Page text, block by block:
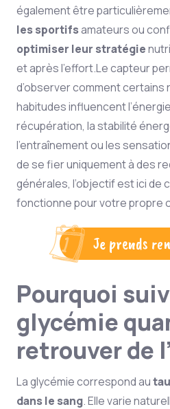
également être
les sportifsamateurs ou
optimiser leur stratégie
et après l’effort.Le capteur
d’observer comment certains
habitudes influencent
récupération, la stabilité
l’entraînement ou les
de se fier uniquement à des
générales, l’objectif est ici de
fonctionne pour votre propre
Je prends
Pourquoi
glycémie
retrouver de
La glycémie correspond au
dans le sang. Elle varie